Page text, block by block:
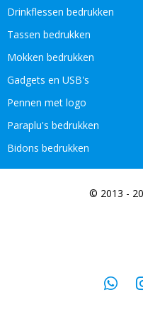
Drinkflessen bedrukken
Tassen bedrukken
Mokken bedrukken
Gadgets en USB's
Pennen met logo
Paraplu's bedrukken
Bidons bedrukken
© 2013 -